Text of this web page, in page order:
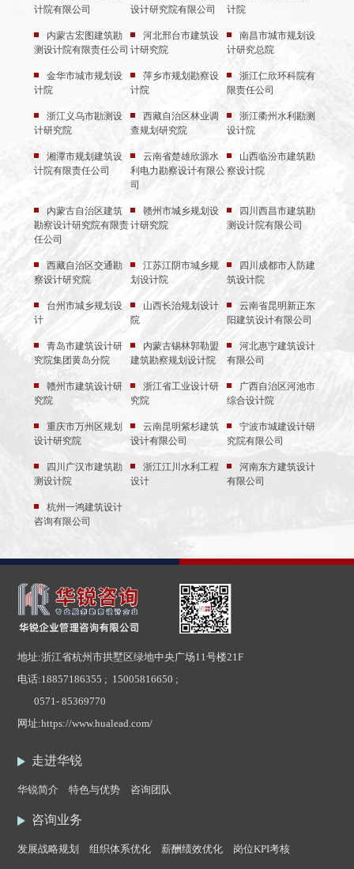
计院有限公司
设计研究院有限公司
计院
内蒙古宏图建筑勘
测设计院有限责任公司
河北邢台市建筑设
计研究院
南昌市城市规划设
计研究总院
金华市城市规划设
计院
萍乡市规划勘察设
计院
浙江仁欣环科院有
限责任公司
浙江义乌市勘测设
计研究院
西藏自治区林业调
查规划研究院
浙江衢州水利勘测
设计院
湘潭市规划建筑设
计院有限责任公司
云南省楚雄欣源水
利电力勘察设计有限公
司
山西临汾市建筑勘
察设计院
内蒙古自治区建筑
勘察设计研究院有限责
任公司
赣州市城乡规划设
计研究院
四川西昌市建筑勘
测设计院有限公司
西藏自治区交通勘
察设计研究院
江苏江阴市城乡规
划设计院
四川成都市人防建
筑设计院
台州市城乡规划设
计
山西长治规划设计
院
云南省昆明新正东
阳建筑设计有限公司
青岛市建筑设计研
究院集团黄岛分院
内蒙古锡林郭勒盟
建筑勘察规划设计院
河北惠宁建筑设计
有限公司
赣州市建筑设计研
究院
浙江省工业设计研
究院
广西自治区河池市
综合设计院
重庆市万州区规划
设计研究院
云南昆明紫杉建筑
设计有限公司
宁波市城建设计研
究院有限公司
四川广汉市建筑勘
测设计院
浙江江川水利工程
设计
河南东方建筑设计
有限公司
杭州一鸿建筑设计
咨询有限公司
走进华锐
华锐简介 特色与优势 咨询团队
咨询业务
发展战略规划 组织体系优化 薪酬绩效优化 岗位KPI考核
地址:浙江省杭州市拱墅区绿地中央广场11号楼21F
电话:18857186355 ; 15005816650 ;
0571- 85369770
网址:https://www.hualead.com/